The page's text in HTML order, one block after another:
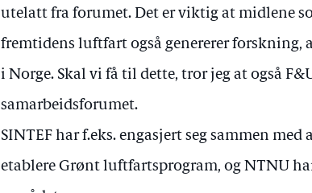
utelatt fra forumet. Det er viktig at midlene
fremtidens luftfart også genererer forskning,
i Norge. Skal vi få til dette, tror jeg at også
samarbeidsforumet.
SINTEF har f.eks. engasjert seg sammen
etablere Grønt luftfartsprogram, og NTNU